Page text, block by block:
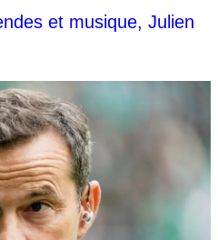
et musique, Julien